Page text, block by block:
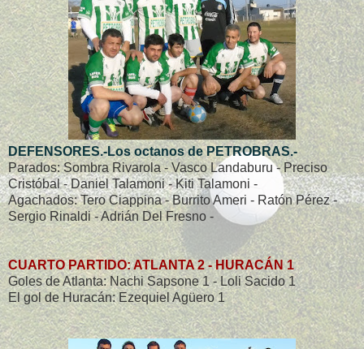
DEFENSORES.-Los octanos de PETROBRAS.-
Parados: Sombra Rivarola - Vasco Landaburu - Preciso
Cristóbal - Daniel Talamoni - Kiti Talamoni -
Agachados: Tero Ciappina - Burrito Ameri - Ratón Pérez -
Sergio Rinaldi - Adrián Del Fresno -
CUARTO PARTIDO: ATLANTA 2 - HURACÁN 1
Goles de Atlanta: Nachi Sapsone 1 - Loli Sacido 1
El gol de Huracán: Ezequiel Agüero 1